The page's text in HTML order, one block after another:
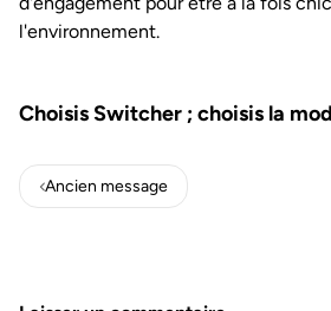
l'environnement.
Choisis Switcher ; choisis la
Ancien message